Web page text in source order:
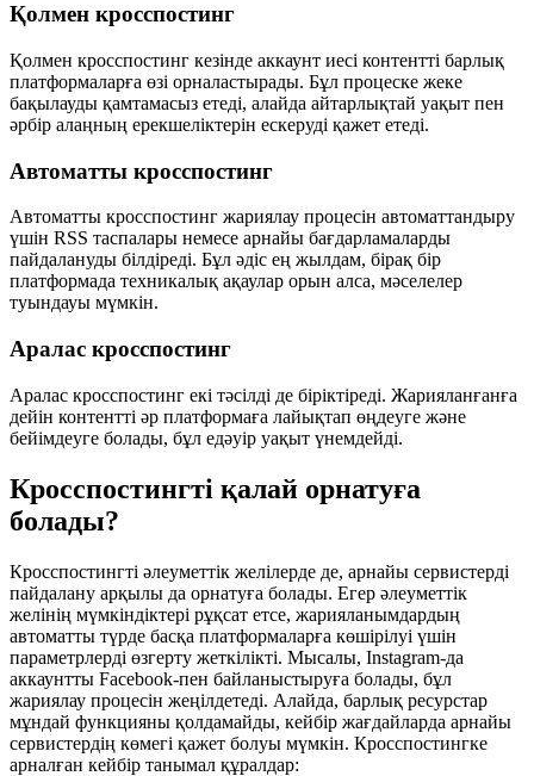
Қолмен кросспостинг
Қолмен кросспостинг кезінде аккаунт иесі контентті барлық
платформаларға өзі орналастырады. Бұл процеске жеке
бақылауды қамтамасыз етеді, алайда айтарлықтай уақыт пен
әрбір алаңның ерекшеліктерін ескеруді қажет етеді.
Автоматты кросспостинг
Автоматты кросспостинг жариялау процесін автоматтандыру
үшін RSS таспалары немесе арнайы бағдарламаларды
пайдалануды білдіреді. Бұл әдіс ең жылдам, бірақ бір
платформада техникалық ақаулар орын алса, мәселелер
туындауы мүмкін.
Аралас кросспостинг
Аралас кросспостинг екі тәсілді де біріктіреді. Жарияланғанға
дейін контентті әр платформаға лайықтап өңдеуге және
бейімдеуге болады, бұл едәуір уақыт үнемдейді.
Кросспостингті қалай орнатуға
болады?
Кросспостингті әлеуметтік желілерде де, арнайы сервистерді
пайдалану арқылы да орнатуға болады. Егер әлеуметтік
желінің мүмкіндіктері рұқсат етсе, жарияланымдардың
автоматты түрде басқа платформаларға көшірілуі үшін
параметрлерді өзгерту жеткілікті. Мысалы, Instagram-да
аккаунтты Facebook-пен байланыстыруға болады, бұл
жариялау процесін жеңілдетеді. Алайда, барлық ресурстар
мұндай функцияны қолдамайды, кейбір жағдайларда арнайы
сервистердің көмегі қажет болуы мүмкін. Кросспостингке
арналған кейбір танымал құралдар: